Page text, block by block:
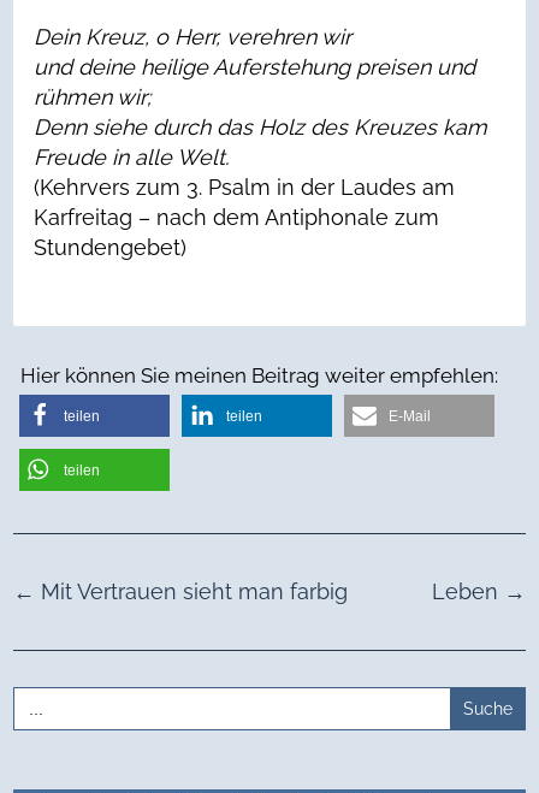
Dein Kreuz, o Herr, verehren wir
und deine heilige Auferstehung preisen und
rühmen wir;
Denn siehe durch das Holz des Kreuzes kam
Freude in alle Welt.
(Kehrvers zum 3. Psalm in der Laudes am
Karfreitag – nach dem Antiphonale zum
Stundengebet)
Hier können Sie meinen Beitrag weiter empfehlen:
teilen teilen E-Mail
teilen
← Mit Vertrauen sieht man farbig Leben →
Search
for: